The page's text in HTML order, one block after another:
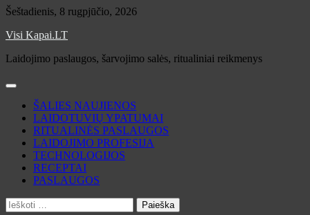
Skip
content
Šeštadienis, 8 rugpjūčio, 2026
Visi Kapai.LT
Laidojimo paslaugos, šarvojimo salės, ritualiniai reikmenys
ŠALIES NAUJIENOS
LAIDOTUVIŲ YPATUMAI
RITUALINĖS PASLAUGOS
LAIDOJIMO PROFESIJA
TECHNOLOGIJOS
RECEPTAI
PASLAUGOS
Ieškoti: